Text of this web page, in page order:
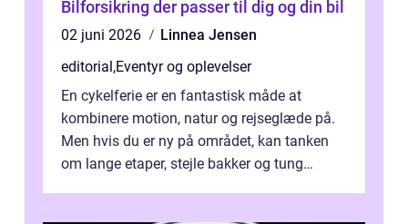
Bilforsikring der passer til dig og din bil
02 juni 2026
Linnea Jensen
editorial,Eventyr og oplevelser
En cykelferie er en fantastisk måde at
kombinere motion, natur og rejseglæde på.
Men hvis du er ny på området, kan tanken
om lange etaper, stejle bakker og tung